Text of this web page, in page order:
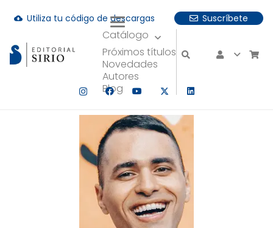
cloud_download Utiliza tu código de descargas Suscríbete
Catálogo
Próximos títulos
Novedades
Autores
Blog
hay resultados autocompletados, puedes utilizar las